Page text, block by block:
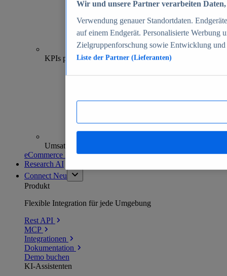
70+
KPIs pro Shop
Umsatzanalysen und -prognosen
eCommerce Insights entdecken
Research AI
Connect Neu
Produkt
Flexible Integration für jede Umgebung
Rest API
MCP
Integrationen
Dokumentation
Demo buchen
KI-Assistenten
Wir und unsere Partner verarbeiten
Verwendung genauer Standortdaten.
auf einem Endgerät. Personalisierte Werbung
Zielgruppenforschung sowie Entwicklung
Liste der Partner (Lieferanten)